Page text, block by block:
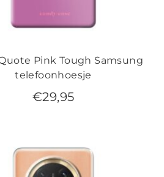
Pink Tough Samsung
telefoonhoesje
€29,95